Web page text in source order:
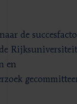
de
Rijksuniversiteit
en